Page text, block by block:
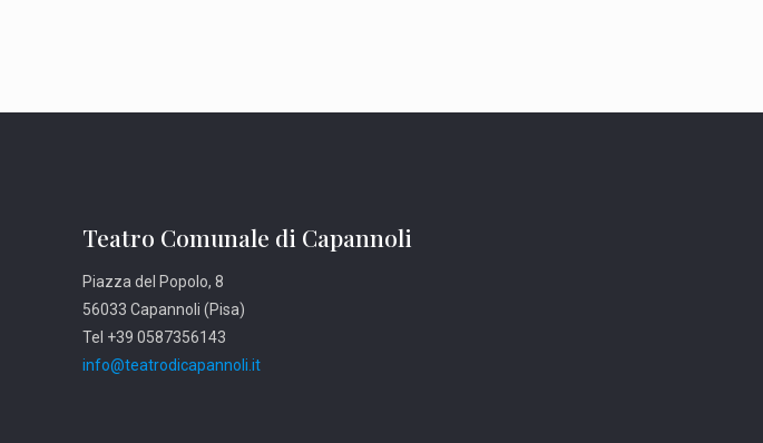
Teatro Comunale di Capannoli
Piazza del Popolo, 8
56033 Capannoli (Pisa)
Tel +39 0587356143
info@teatrodicapannoli.it